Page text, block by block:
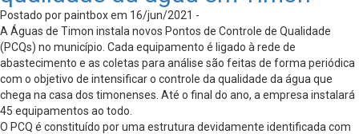
Postado por paintbox em 16/jun/2021 -
A Águas de Timon instala novos Pontos de Controle de Qualidade
(PCQs) no município. Cada equipamento é ligado à rede de
abastecimento e as coletas para análise são feitas de forma periódica
com o objetivo de intensificar o controle da qualidade da água que
chega na casa dos timonenses. Até o final do ano, a empresa instalará
45 equipamentos ao todo.
O PCQ é constituído por uma estrutura devidamente identificada com